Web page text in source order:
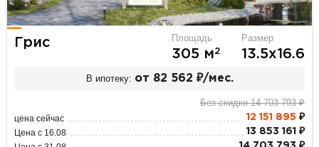
Грис Площадь
305 м2
Размер
13.5х16.6
В ипотеку: от 82 562 ₽/мес.
Без скидки 14 703 793 ₽
цена сейчас 12 151 895 ₽
Цена с 16.08 13 853 161 ₽